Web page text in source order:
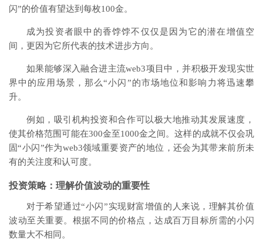
闪”的价值有望达到每枚100金。
成为投资者眼中的香饽饽不仅仅是因为它的潜在增值空
间，更因为它所代表的技术进步方向。
如果能够深入融合进主流web3项目中，并积极开发现实世
界中的应用场景，那么“小闪”的市场地位和影响力将迅速攀
升。
例如，吸引机构投资和合作可以极大地推动其发展速度，
使其价格范围可能在300金至1000金之间。这样的成就不仅会巩
固“小闪”作为web3领域重要资产的地位，还会为其带来前所未
有的关注度和认可度。
投资策略：理解价值波动的重要性
对于希望通过“小闪”实现财富增值的人来说，理解其价值
波动至关重要。根据不同的价格点，达成百万目标所需的小闪
数量大不相同。